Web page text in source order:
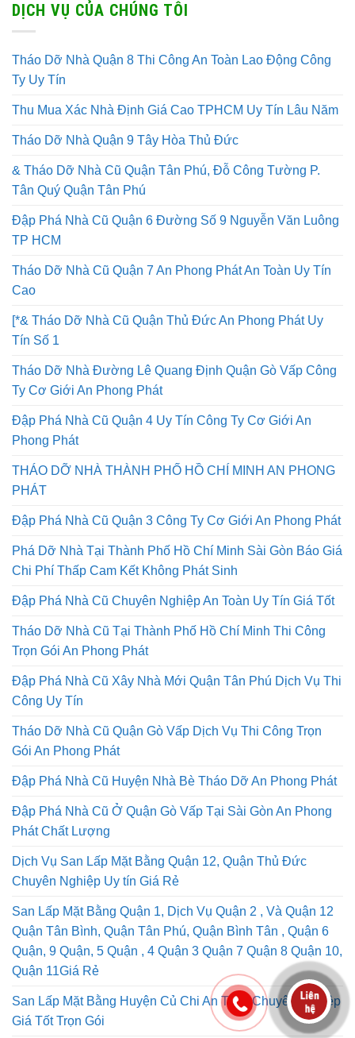
DỊCH VỤ CỦA CHÚNG TÔI
Tháo Dỡ Nhà Quận 8 Thi Công An Toàn Lao Động Công
Ty Uy Tín
Thu Mua Xác Nhà Định Giá Cao TPHCM Uy Tín Lâu Năm
Tháo Dỡ Nhà Quận 9 Tây Hòa Thủ Đức
& Tháo Dỡ Nhà Cũ Quận Tân Phú, Đỗ Công Tường P.
Tân Quý Quận Tân Phú
Đập Phá Nhà Cũ Quận 6 Đường Số 9 Nguyễn Văn Luông
TP HCM
Tháo Dỡ Nhà Cũ Quận 7 An Phong Phát An Toàn Uy Tín
Cao
[*& Tháo Dỡ Nhà Cũ Quận Thủ Đức An Phong Phát Uy
Tín Số 1
Tháo Dỡ Nhà Đường Lê Quang Định Quận Gò Vấp Công
Ty Cơ Giới An Phong Phát
Đập Phá Nhà Cũ Quận 4 Uy Tín Công Ty Cơ Giới An
Phong Phát
THÁO DỠ NHÀ THÀNH PHỐ HỒ CHÍ MINH AN PHONG
PHÁT
Đập Phá Nhà Cũ Quận 3 Công Ty Cơ Giới An Phong Phát
Phá Dỡ Nhà Tại Thành Phố Hồ Chí Minh Sài Gòn Báo Giá
Chi Phí Thấp Cam Kết Không Phát Sinh
Đập Phá Nhà Cũ Chuyên Nghiệp An Toàn Uy Tín Giá Tốt
Tháo Dỡ Nhà Cũ Tại Thành Phố Hồ Chí Minh Thi Công
Trọn Gói An Phong Phát
Đập Phá Nhà Cũ Xây Nhà Mới Quận Tân Phú Dịch Vụ Thi
Công Uy Tín
Tháo Dỡ Nhà Cũ Quận Gò Vấp Dịch Vụ Thi Công Trọn
Gói An Phong Phát
Đập Phá Nhà Cũ Huyện Nhà Bè Tháo Dỡ An Phong Phát
Đập Phá Nhà Cũ Ở Quận Gò Vấp Tại Sài Gòn An Phong
Phát Chất Lượng
Dịch Vụ San Lấp Mặt Bằng Quận 12, Quận Thủ Đức
Chuyên Nghiệp Uy tín Giá Rẻ
San Lấp Mặt Bằng Quận 1, Dịch Vụ Quận 2 , Và Quận 12
Quận Tân Bình, Quận Tân Phú, Quận Bình Tân , Quận 6
Quận, 9 Quận, 5 Quận , 4 Quận 3 Quận 7 Quận 8 Quận 10,
Quận 11Giá Rẻ
San Lấp Mặt Bằng Huyện Củ Chi An Toàn Chuyên Nghiệp
Giá Tốt Trọn Gói